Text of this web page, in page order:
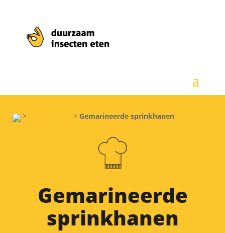
> > Gemarineerde sprinkhanen
Gemarineerde
sprinkhanen